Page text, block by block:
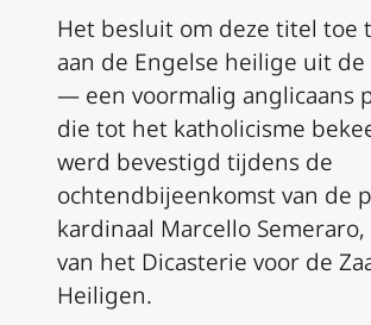
Het besluit om deze titel toe
aan de Engelse heilige uit
— een voormalig anglicaans
die tot het katholicisme
werd bevestigd tijdens de
ochtendbijeenkomst van de
kardinaal Marcello
van het Dicasterie voor de
Heiligen.